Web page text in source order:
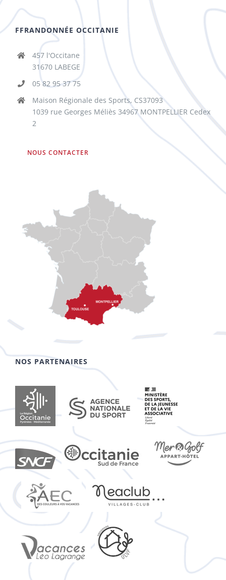
FFRANDONNÉE OCCITANIE
457 l'Occitane
31670 LABEGE
05 82 95 37 75
Maison Régionale des Sports, CS37093
1039 rue Georges Méliès 34967 MONTPELLIER Cedex
2
NOUS CONTACTER
NOS PARTENAIRES